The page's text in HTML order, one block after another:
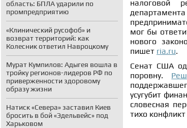
область: БПЛА ударили по
промпредприятию
«Клинический русофоб» и
возврат территорий: как
Колесник ответил Навроцкому
Мурат Кумпилов: Адыгея вошла в
тройку регионов-лидеров РФ по
приверженности здоровому
образу жизни
Натиск «Севера» заставил Киев
бросить в бой «Эдельвейс» под
Харьковом
налоговой
мог бы
нового
пишет ria.ru.
Сенат США
поровну.
усугубит
словесная
тихо конфликт